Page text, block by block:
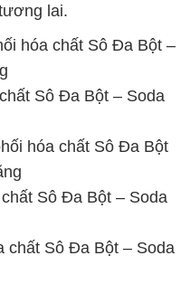
lai.
hóa chất Sô Đa Bột –
Sô Đa Bột – Soda
hóa chất Sô Đa Bột
Sô Đa Bột – Soda
chất Sô Đa Bột – Soda